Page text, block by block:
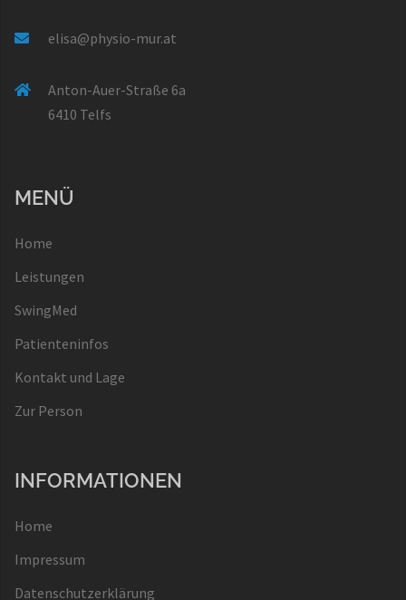
elisa@physio-mur.at
Anton-Auer-Straße 6a
6410 Telfs
MENÜ
Home
Leistungen
SwingMed
Patienteninfos
Kontakt und Lage
Zur Person
INFORMATIONEN
Home
Impressum
Datenschutzerklärung